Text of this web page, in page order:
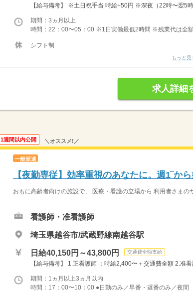
【給与備考】 ※土日祝手当 時給+50円 ※深夜（22時〜翌5
期間：3ヵ月以上
時間：22：00〜05：00 ※1日実働最低2時間 ※残業代は全
シフト制
もっと見
求人詳細
1週間以内公開 ＼オススメ!／
一般派遣
【夜勤専従】効率重視のあなたに。週1‾か
おもに高齢者向けの施設で、 医療・看護の立場から 利用者さま
看護師・准看護師
埼玉県越谷市/武蔵野線南越谷駅
日給40,150円～43,800円 交通費全額支給
【給与備考】 1.正看護師 ：時給2,400〜＋交通費全額 2.准
期間：1ヵ月以上3ヵ月以内
時間：17：00〜10：00 ●日勤のみ／早番・遅番のみ／夜間